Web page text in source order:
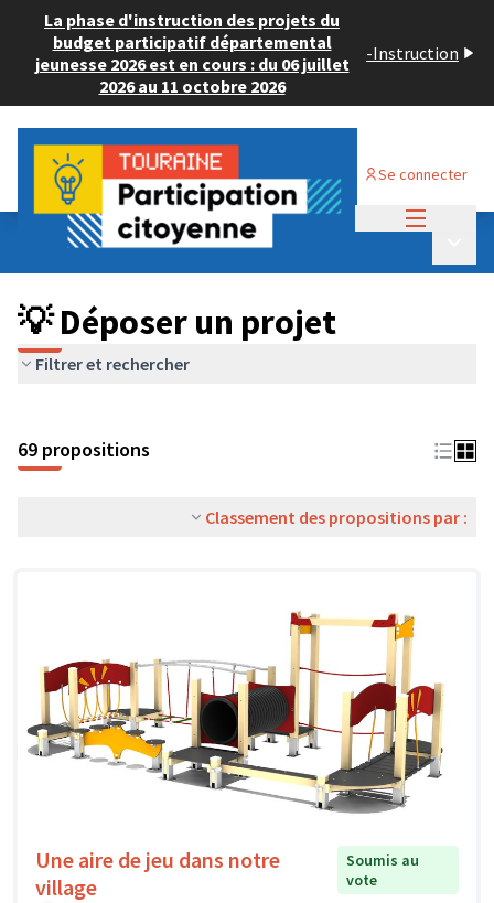
La phase d'instruction des projets du
budget participatif départemental
jeunesse 2026 est en cours : du 06 juillet
2026 au 11 octobre 2026
-Instruction
Se connecter
Budget Participatif ADULTE 2024
💡 Déposer un projet
💡 Déposer un projet
Filtrer et rechercher
69 propositions
Classement des propositions par :
Une aire de jeu dans notre
village
Soumis au
vote